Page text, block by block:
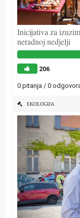
Inicijativa za
neradnoj nedjelji
206
0 pitanja / 0
EKOLOGIJA